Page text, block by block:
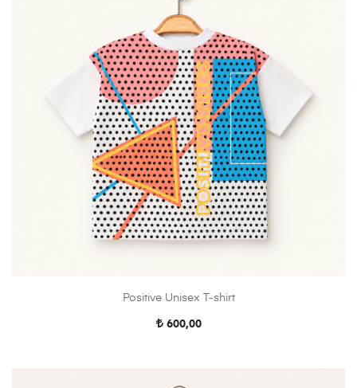
Positive Unisex T-shirt
600,00